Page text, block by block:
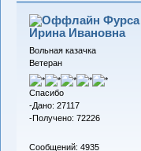
Фурса
Ирина Ивановна
Вольная казачка
Ветеран
Спасибо
-Дано: 27117
-Получено: 72226
Сообщений: 4935